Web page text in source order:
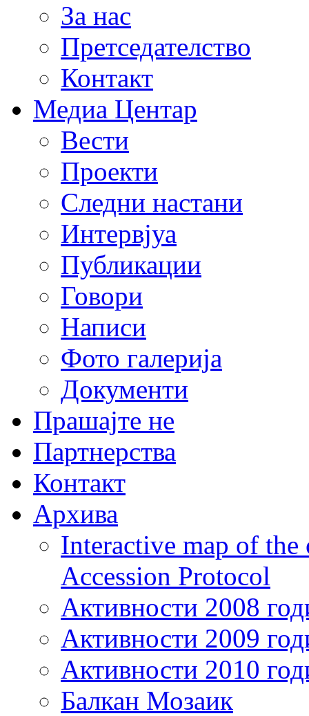
За нас
Претседателство
Контакт
Медиа Центар
Вести
Проекти
Следни настани
Интервјуа
Публикации
Говори
Написи
Фото галерија
Документи
Прашајте не
Партнерства
Контакт
Архива
Interactive map of
Accession Protocol
Активности 2008
Активности 2009
Активности 2010
Балкан Мозаик